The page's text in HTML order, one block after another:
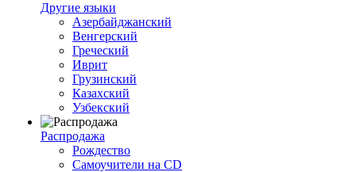
Другие языки
Азербайджанский
Венгерский
Греческий
Иврит
Грузинский
Казахский
Узбекский
Распродажа
Рождество
Самоучители на CD